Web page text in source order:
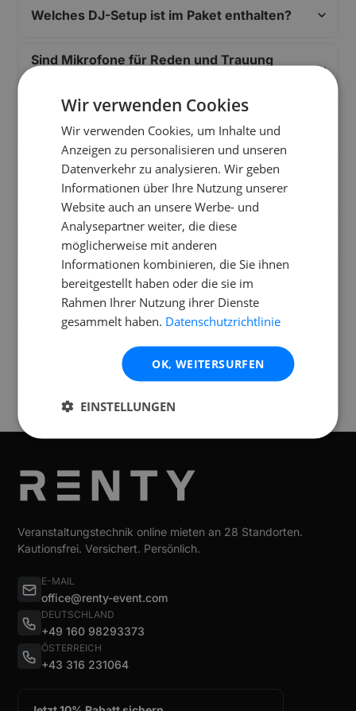
Welches DJ-Setup ist im Paket enthalten?
Sind Mikrofone für Reden und Trauung
Welche Lichteffekte und Effekte sind im
Paket enthalten?
Wie lange dauert der Aufbau in der
Hochzeitslocation?
Was muss ich selbst mitbringen?
Standorte
Verfügbar an folgendenStandorten
Veranstaltungstechnik online mieten an 28 Standorten.
Kautionsfrei. Versichert. Persönlich.
E-MAIL
office@renty-event.com
DEUTSCHLAND
+49 160 98293373
ÖSTERREICH
+43 316 231064
Wir verwenden Cookies
Wir verwenden Cookies, um Inhalte und
Anzeigen zu personalisieren und unseren
Datenverkehr zu analysieren. Wir geben
Informationen über Ihre Nutzung unserer
Website auch an unsere Werbe- und
Analysepartner weiter, die diese
möglicherweise mit anderen
Informationen kombinieren, die Sie ihnen
bereitgestellt haben oder die sie im
Rahmen Ihrer Nutzung ihrer Dienste
gesammelt haben. Datenschutzrichtlinie
OK, WEITERSURFEN
EINSTELLUNGEN